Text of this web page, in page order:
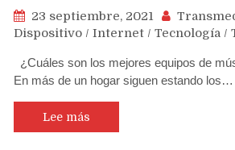
23 septiembre, 2021
Dispositivo / Internet / Tecnología /
¿Cuáles son los mejores equipos de
En más de un hogar siguen estando los…
Lee más